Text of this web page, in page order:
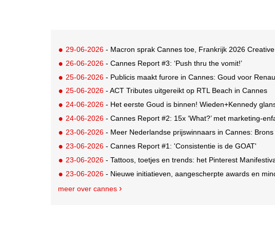
29-06-2026 - Macron sprak Cannes toe, Frankrijk 2026
26-06-2026 - Cannes Report #3: ‘Push thru the vomit!’
25-06-2026 - Publicis maakt furore in Cannes: Goud voor
25-06-2026 - ACT Tributes uitgereikt op RTL Beach in Cannes
24-06-2026 - Het eerste Goud is binnen! Wieden+Kennedy
24-06-2026 - Cannes Report #2: 15x ‘What?’ met marketing-
23-06-2026 - Meer Nederlandse prijswinnaars in Cannes:
23-06-2026 - Cannes Report #1: 'Consistentie is de GOAT'
23-06-2026 - Tattoos, toetjes en trends: het Pinterest
23-06-2026 - Nieuwe initiatieven, aangescherpte awards en
meer over cannes